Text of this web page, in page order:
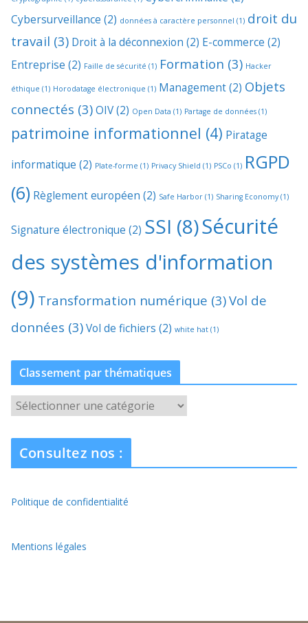
Cybersurveillance (2) données à caractère personnel (1) droit du
travail (3) Droit à la déconnexion (2) E-commerce (2)
Entreprise (2) Faille de sécurité (1) Formation (3) Hacker
éthique (1) Horodatage électronique (1) Management(2) Objets
connectés (3)OIV(2) Open Data (1) Partage de données (1)
patrimoine informationnel (4) Piratage
informatique (2) Plate-forme (1) Privacy Shield (1) PSCo (1) RGPD
(6) Règlement européen (2) Safe Harbor (1) Sharing Economy(1)
Signature électronique (2) SSI (8)Sécurité
des systèmes d'information
(9) Transformation numérique (3)Vol de
données (3)Vol de fichiers (2) white hat (1)
Classement par thématiques
l
a
s
m
n
Consultez nos :
Politique de confidentialité
Mentions légales